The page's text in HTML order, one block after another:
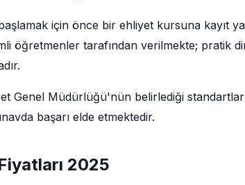
için önce bir ehliyet kursuna kayıt
öğretmenler tarafından verilmekte; pratik
Genel Müdürlüğü'nün belirlediği
başarı elde etmektedir.
2025